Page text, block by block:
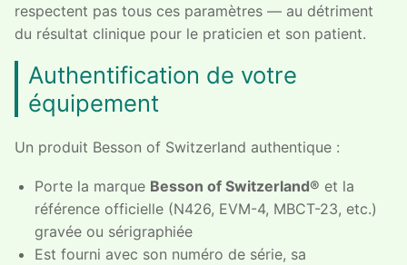
respectent pas tous ces paramètres — au détriment
du résultat clinique pour le praticien et son patient.
Authentification de votre
équipement
Un produit Besson of Switzerland authentique :
Porte la marque Besson of Switzerland® et la
référence officielle (N426, EVM-4, MBCT-23, etc.)
gravée ou sérigraphiée
Est fourni avec son numéro de série, sa